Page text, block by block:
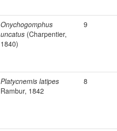
Onychogomphus
uncatus (Charpentier,
1840)
9
Platycnemis latipes
Rambur, 1842
8